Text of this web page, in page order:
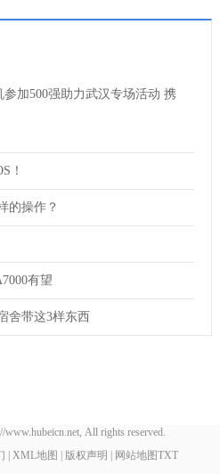
参加500强助力武汉专场活动 携
！
的操作？
有望
舍带这3样东西
All rights reserved.
| XML地图 | 版权声明 | 网站地图TXT